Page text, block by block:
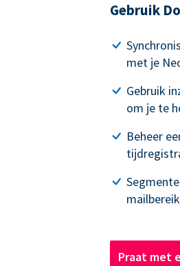
Gebruik
met je
Gebruik
om je te
Beheer
Praat met